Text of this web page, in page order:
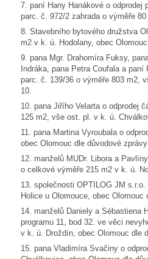
7. paní Hany Hanákové o
parc. č. 972/2 zahrada o výměře
8. Stavebního bytového družstva
m2 v k. ú. Hodolany, obec
9. pana Mgr. Drahomíra Fuksy,
Indráka, pana Petra Coufala a
parc. č. 139/36 o výměře 803 m2,
10.
10. pana Jiřího Velarta o odprodej
125 m2, vše ost. pl. v k. ú.
11. pana Martina Vyroubala o
obec Olomouc dle důvodové
12. manželů MUDr. Libora a
o celkové výměře 215 m2 v k. ú.
13. společnosti OPTILOG JM
Holice u Olomouce, obec
14. manželů Daniely a Sébastiena
programu 11, bod 32. ve věci
v k. ú. Droždín, obec Olomouc dle
15. pana Vladimíra Svačiny o